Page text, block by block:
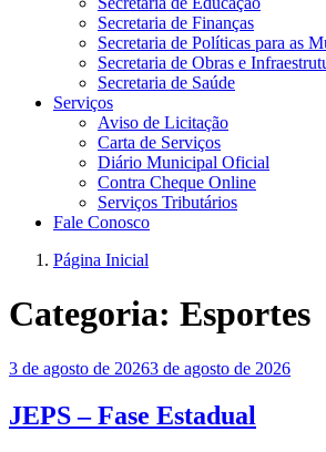
Secretaria de Finanças
Secretaria de Políticas para as
Secretaria de Obras e
Secretaria de Saúde
Serviços
Aviso de Licitação
Carta de Serviços
Diário Municipal Oficial
Contra Cheque Online
Serviços Tributários
Fale Conosco
Página Inicial
Categoria: Esportes
Publicado
3 de agosto de 20263 de agosto de 2026
JEPS – Fase Estadual